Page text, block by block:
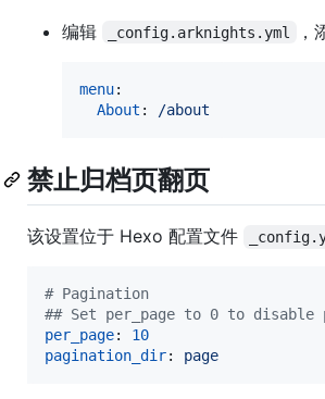
编辑
_config.arknights.yml ，
menu:
About : /about
禁止归档页翻页
该设置位于 Hexo 配置文件
# Pagination
## Set per_page to 0 to disable
per_page: 10
pagination_dir: page